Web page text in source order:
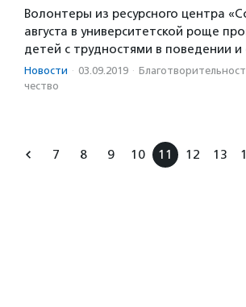
Волонтеры из ресурсного центра
августа в университетской роще
детей с трудностями в поведении и
Новости · 03.09.2019 ·
чест­во
7 8 9 10 11 12 13